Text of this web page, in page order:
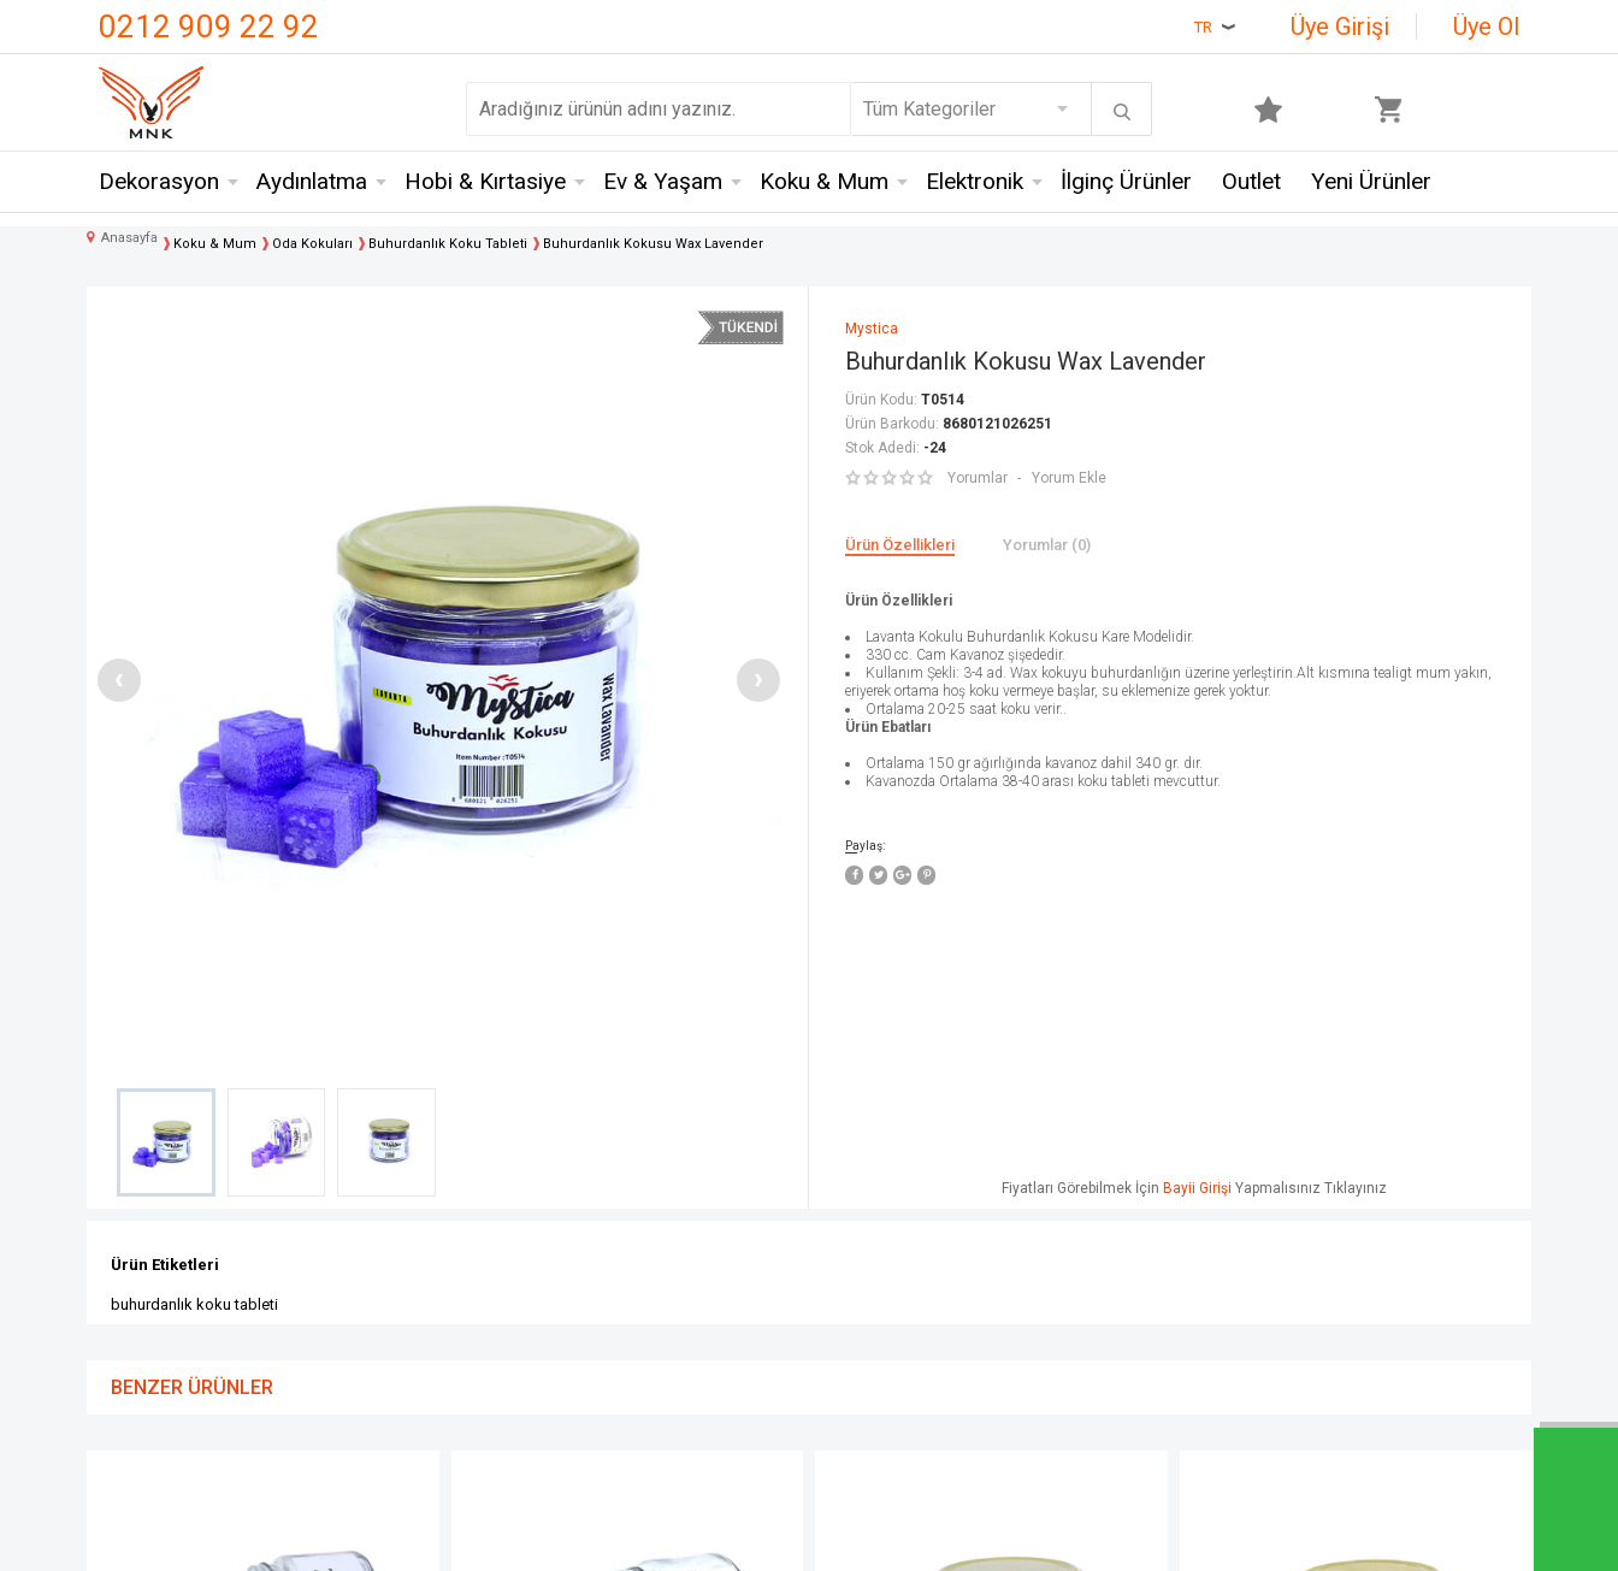
0212 909 22 92 TR Üye Girişi Üye Ol
Dekorasyon Aydınlatma Hobi & Kırtasiye Ev & Yaşam Koku & Mum Elektronik İlginç Ürünler Outlet Yeni Ürünler
Anasayfa Koku & Mum Oda Kokuları Buhurdanlık Koku Tableti Buhurdanlık Kokusu Wax Lavender
Mystica
Buhurdanlık Kokusu Wax Lavender
Ürün Kodu: T0514
Ürün Barkodu: 8680121026251
Stok Adedi: -24
Yorumlar
Yorum Ekle
Fiyatları Görebilmek İçin Bayii Girişi Yapmalısınız Tıklayınız
Ürün Özellikleri Yorumlar (0)
Ürün Özellikleri
Lavanta Kokulu Buhurdanlık Kokusu Kare Modelidir.
330 cc. Cam Kavanoz şişededir.
Kullanım Şekli: 3-4 ad. Wax kokuyu buhurdanlığın üzerine yerleştirin.Alt kısmına tealigt mum yakın,
eriyerek ortama hoş koku vermeye başlar, su eklemenize gerek yoktur.
Ortalama 20-25 saat koku verir..
Ürün Ebatları
Ortalama 150 gr ağırlığında kavanoz dahil 340 gr. dır.
Kavanozda Ortalama 38-40 arası koku tableti mevcuttur.
Paylaş:
Ürün Etiketleri
buhurdanlık koku tableti
BENZER ÜRÜNLER